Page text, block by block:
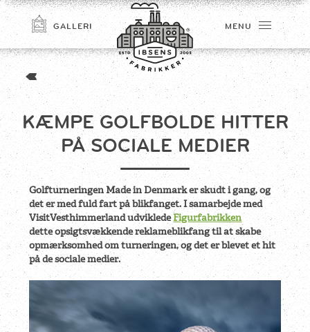
TILMELD
GALLERI MENU
KÆMPE GOLFBOLDE HITTER
PÅ SOCIALE MEDIER
Golfturneringen Made in Denmark er skudt i gang, og
det er med fuld fart på blikfanget. I samarbejde med
VisitVesthimmerland udvikledeFigurfabrikken
dette opsigtsvækkende reklameblikfang til at skabe
opmærksomhed om turneringen, og det er blevet et hit
på de sociale medier.